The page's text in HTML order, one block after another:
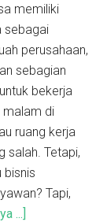
memiliki
sebagai
perusahaan,
sebagian
bekerja
malam di
ruang kerja
salah. Tetapi,
bisnis
Tapi,
...]